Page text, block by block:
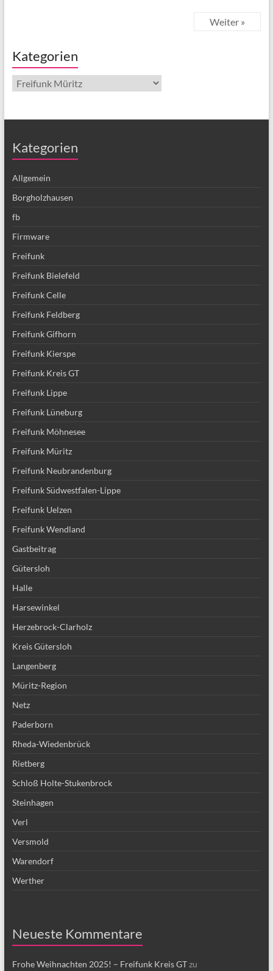
Weiter »
Kategorien
Kategorien
Kategorien
Allgemein
Borgholzhausen
fb
Firmware
Freifunk
Freifunk Bielefeld
Freifunk Celle
Freifunk Feldberg
Freifunk Gifhorn
Freifunk Kierspe
Freifunk Kreis GT
Freifunk Lippe
Freifunk Lüneburg
Freifunk Möhnesee
Freifunk Müritz
Freifunk Neubrandenburg
Freifunk Südwestfalen-Lippe
Freifunk Uelzen
Freifunk Wendland
Gastbeitrag
Gütersloh
Halle
Harsewinkel
Herzebrock-Clarholz
Kreis Gütersloh
Langenberg
Müritz-Region
Netz
Paderborn
Rheda-Wiedenbrück
Rietberg
Schloß Holte-Stukenbrock
Steinhagen
Verl
Versmold
Warendorf
Werther
Neueste Kommentare
Frohe Weihnachten 2025! – Freifunk Kreis GTzu